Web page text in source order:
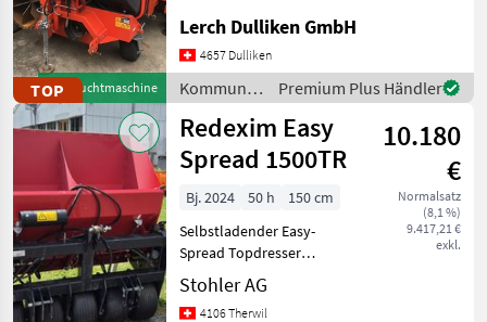
Kommunalgeraete
KATEGORIE
WÄHLEN
Rasenpflege
54
Winterdienst
46
Sonstige Kommunalgeräte
18
Arealpflege
16
TOPGebrauchtmaschine
Zustand zu Kubota, Iseki,
John Deere, Kioti, Branson,
usw.
Lerch Dulliken GmbH
4657 Dulliken
Kommunalgeräte
/ Matev
Premium Plus Händler
Redexim Easy
Spread 1500TR
10.180
€
Normalsatz
(8,1 %)
9.417,21 €
exkl.
Bj. 2024 50 h
150 cm
Selbstladender Easy-
Spread Topdresser
ARBEITSBREITE (M): 1, 5
BEHÄLTERKAPAZITÄT (FT³):
Stohler AG
4106 Therwil